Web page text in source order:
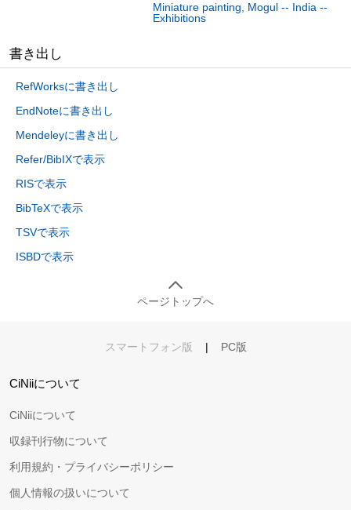
Miniature painting, Mogul -- India --
Exhibitions
書き出し
RefWorksに書き出し
EndNoteに書き出し
Mendeleyに書き出し
Refer/BibIXで表示
RISで表示
BibTeXで表示
TSVで表示
ISBDで表示
ページトップへ
スマートフォン版 | PC版
CiNiiについて
CiNiiについて
収録刊行物について
利用規約・プライバシーポリシー
個人情報の扱いについて